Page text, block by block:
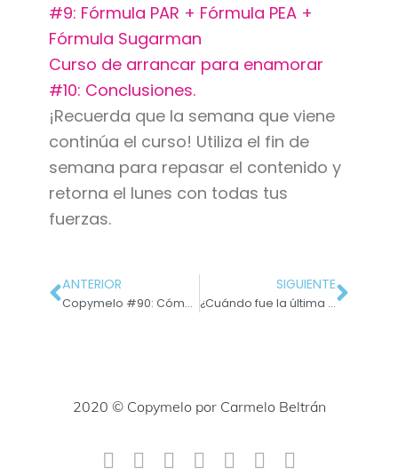
#9: Fórmula PAR + Fórmula PEA +
Fórmula Sugarman
Curso de arrancar para enamorar
#10: Conclusiones.
¡Recuerda que la semana que viene
continúa el curso! Utiliza el fin de
semana para repasar el contenido y
retorna el lunes con todas tus
fuerzas.
ANTERIOR
Copymelo #90: Cómo afecta al copywriting la coma asesina entre sujeto y predicado
SIGUIENTE
¿Cuándo fue la última vez que te arriesgaste?
2020 © Copymelo por Carmelo Beltrán